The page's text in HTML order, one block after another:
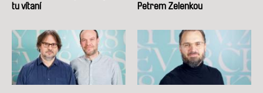
tu vítaní
Petrem Zelenkou